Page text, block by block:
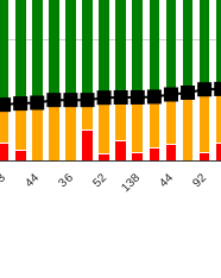
44 36 52 138 44 92